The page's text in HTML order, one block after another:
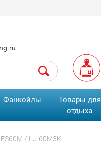
Фанкойлы
Товары для
отдыха
/ LU-60M3K